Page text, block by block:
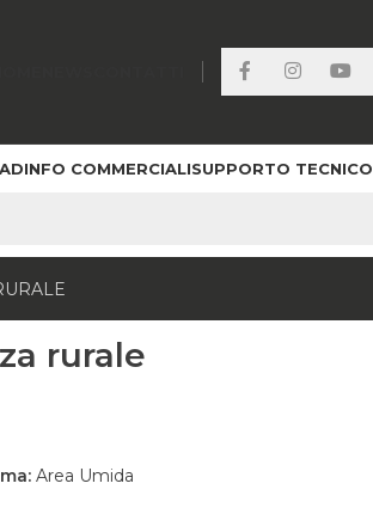
INFO COMMERCIALISUPPORTO TECNICO
rurale
Area Umida